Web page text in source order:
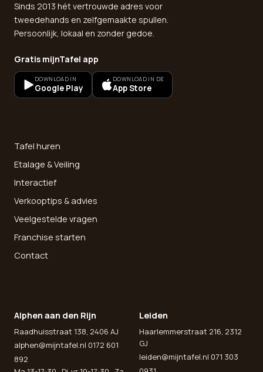
Sinds 2013 hét vertrouwde adres voor
tweedehands en zelfgemaakte spullen.
Persoonlijk, lokaal en zonder gedoe.
Gratis mijnTafel app
DOWNLOAD IN
Google Play
DOWNLOAD IN DE
App Store
Tafel huren
Etalage & Veiling
Interactief
Verkooptips & advies
Veelgestelde vragen
Franchise starten
Contact
Alphen aan den Rijn
Raadhuisstraat 138, 2406 AJ
alphen@mijntafel.nl 0172 601
892
Leiden
Haarlemmerstraat 216, 2312
GJ
leiden@mijntafel.nl 071 303